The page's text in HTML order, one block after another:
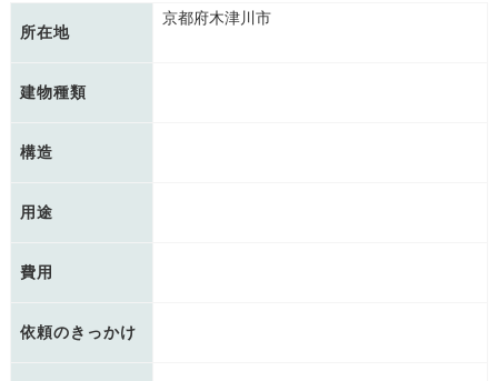
所在地
京都府木津川市
建物種類
構造
用途
費用
依頼のきっかけ